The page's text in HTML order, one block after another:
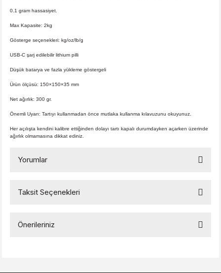
0.1 gram hassasiyet.
Max Kapasite: 2kg
Gösterge seçenekleri: kg/oz/lb/g
USB-C şarj edilebilir lithium pilli
Düşük batarya ve fazla yükleme göstergeli
Ürün ölçüsü: 150×150×35 mm
Net ağırlık: 300 gr.
Önemli Uyarı: Tartıyı kullanmadan önce mutlaka kullanma kılavuzunu okuyunuz.
Her açılışta kendini kalibre ettiğinden dolayı tartı kapalı durumdayken açarken üzerinde
ağırlık olmamasına dikkat ediniz.
Yorumlar
Taksit Seçenekleri
Önerileriniz